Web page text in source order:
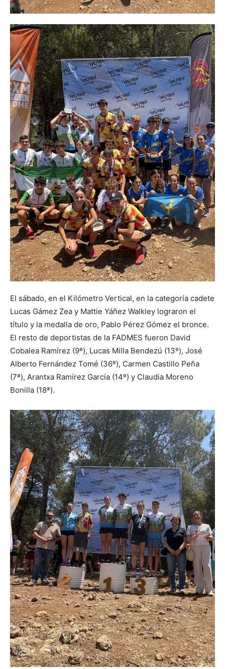
El sábado, en el Kilómetro Vertical, en la categoría cadete
Lucas Gámez Zea y Mattie Yáñez Walkley lograron el
título y la medalla de oro, Pablo Pérez Gómez el bronce.
El resto de deportistas de la FADMES fueron David
Cobalea Ramírez (9º), Lucas Milla Bendezú (13º), José
Alberto Fernández Tomé (36º), Carmen Castillo Peña
(7ª), Arantxa Ramírez García (14º) y Claudia Moreno
Bonilla (18ª).